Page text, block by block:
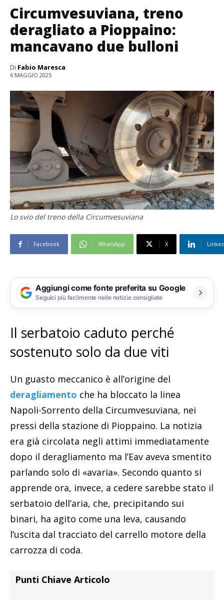
Circumvesuviana, treno
deragliato a Pioppaino:
mancavano due bulloni
Di Fabio Maresca
6 MAGGIO 2025
Lo svio del treno della Circumvesuviana
Facebook WhatsApp X
Aggiungi come fonte preferita su Google
Seguici più facilmente nelle notizie consigliate
Il serbatoio caduto perché
sostenuto solo da due viti
Un guasto meccanico è all’origine del
deragliamento che ha bloccato la linea
Napoli-Sorrento della Circumvesuviana, nei
pressi della stazione di Pioppaino. La notizia
era già circolata negli attimi immediatamente
dopo il deragliamento ma l’Eav aveva smentito
parlando solo di «avaria». Secondo quanto si
apprende ora, invece, a cedere sarebbe stato il
serbatoio dell’aria, che, precipitando sui
binari, ha agito come una leva, causando
l’uscita dal tracciato del carrello motore della
carrozza di coda.
Punti Chiave Articolo